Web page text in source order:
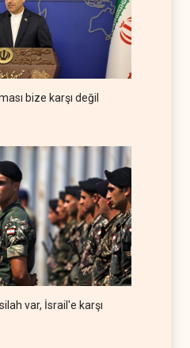
Murphy: İsrail’in
ABD’nin güvenlik
çelişiyor
KÜRE 10 Ağustos 2026
delegasyonunda
bize karşı değil
var, İsrail'e karşı